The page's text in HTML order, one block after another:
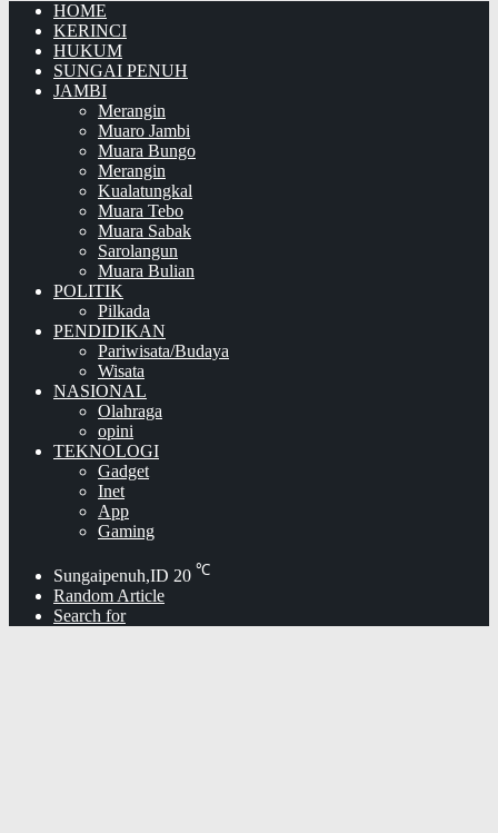
HOME
KERINCI
HUKUM
SUNGAI PENUH
JAMBI
Merangin
Muaro Jambi
Muara Bungo
Merangin
Kualatungkal
Muara Tebo
Muara Sabak
Sarolangun
Muara Bulian
POLITIK
Pilkada
PENDIDIKAN
Pariwisata/Budaya
Wisata
NASIONAL
Olahraga
opini
TEKNOLOGI
Gadget
Inet
App
Gaming
Sungaipenuh,ID 20 ℃
Random Article
Search for